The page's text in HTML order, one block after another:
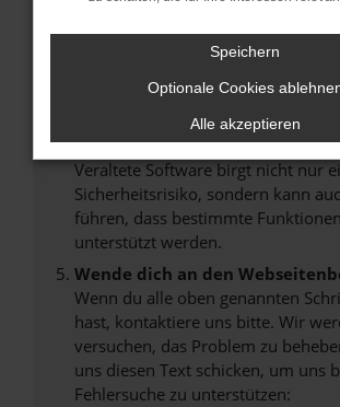
Das kann manchmal helfen,
Probleme zu beheben.
Stelle sicher, dass dein Browser
Betriebssystem auf dem
sind.
Veraltete Software birgt nicht nur
Sicherheitsrisiko, sondern kann
führen, dass bestimmte
unterstützt werden.
Wende dich an den
Wenn du alle oben genannten
hast, kontaktiere uns bitte. Wir
versuchen, das Problem zu
uns diesen Text schicken, um uns
Fehlersuche zu unterstützen:
Speichern
Optionale Cookies
Alle akzeptieren